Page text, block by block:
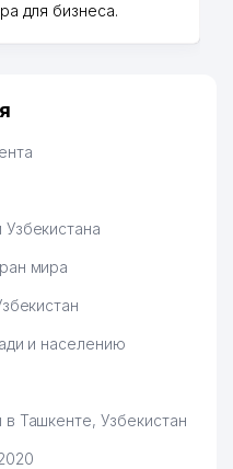
для бизнеса.
мира
и населению
Ташкенте, Узбекистан